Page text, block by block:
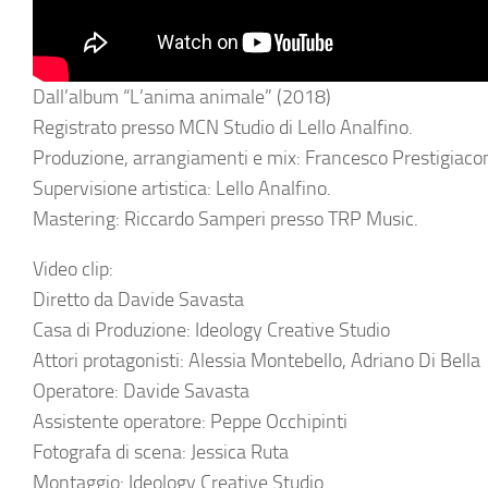
Dall’album “L’anima animale” (2018)
Registrato presso MCN Studio di Lello Analfino.
Produzione, arrangiamenti e mix: Francesco
Supervisione artistica: Lello Analfino.
Mastering: Riccardo Samperi presso TRP Music.
Video clip:
Diretto da Davide Savasta
Casa di Produzione: Ideology Creative Studio
Attori protagonisti: Alessia Montebello, Adriano Di Bella
Operatore: Davide Savasta
Assistente operatore: Peppe Occhipinti
Fotografa di scena: Jessica Ruta
Montaggio: Ideology Creative Studio